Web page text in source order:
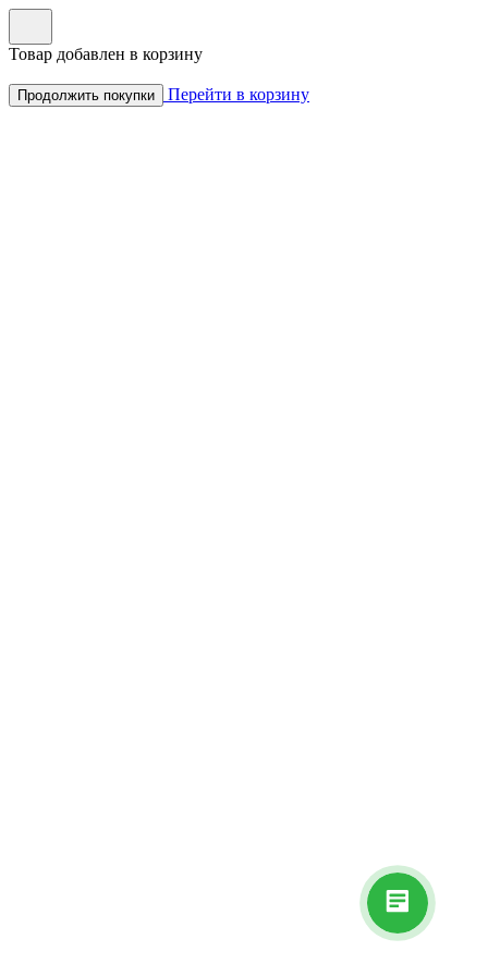
Товар добавлен в корзину
Продолжить покупки Перейти в корзину